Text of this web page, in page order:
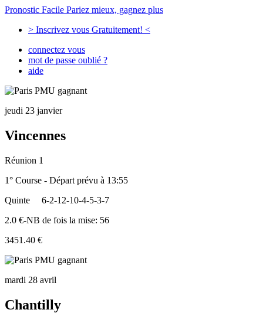
Pronostic Facile Pariez mieux, gagnez plus
> Inscrivez vous Gratuitement! <
connectez vous
mot de passe oublié ?
aide
jeudi 23 janvier
Vincennes
Réunion 1
1° Course - Départ prévu à 13:55
Quinte
6-2-12-10-4-5-3-7
2.0 €-NB de fois la mise: 56
3451.40 €
mardi 28 avril
Chantilly